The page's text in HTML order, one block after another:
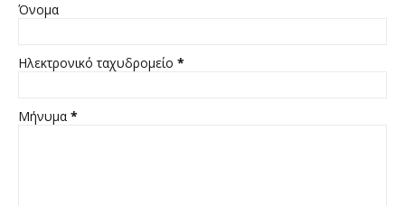
Όνομα
Ηλεκτρονικό ταχυδρομείο *
Μήνυμα *